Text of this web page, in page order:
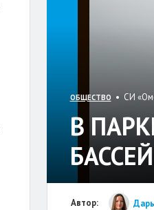
ОБЩЕСТВО • СИ
В
Автор: